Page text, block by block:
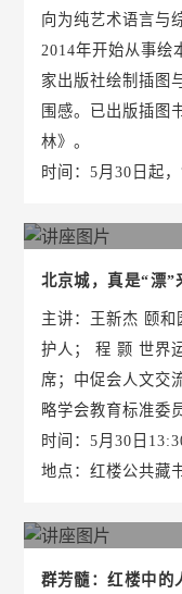
向为纯艺术语言与
2014年开始从事绘
家出版社绘制插图
围感。已出版插图
林》。
时间：5月30日起
北京城，真是“漂
主讲：王新杰 颐
护人； 程 颢 世界
席；中促会人文交
略学会教育标准委
时间：5月30日
地点：红楼公共藏
群芳髓：红楼中的